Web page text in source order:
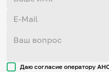
Даю согласие оператору